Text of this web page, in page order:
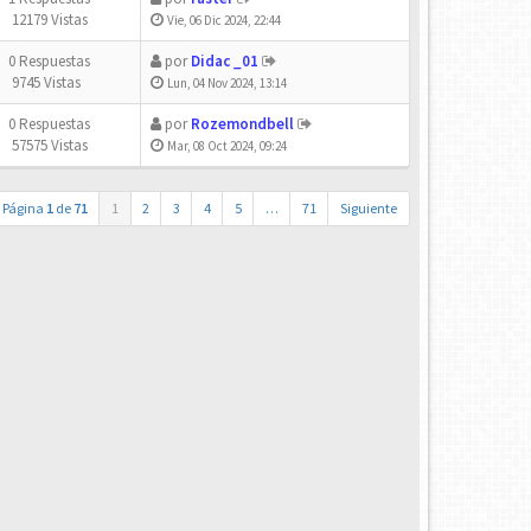
12179 Vistas
Vie, 06 Dic 2024, 22:44
0 Respuestas
9745 Vistas
porDidac _01
Lun, 04 Nov 2024, 13:14
0 Respuestas
57575 Vistas
porRozemondbell
Mar, 08 Oct 2024, 09:24
Página 1 de 71 1 2 3 4 5 … 71 Siguiente